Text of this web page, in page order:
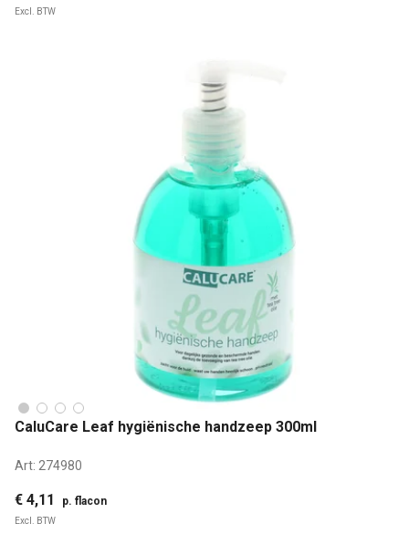
Excl. BTW
CaluCare Leaf hygiënische handzeep 300ml
Art: 274980
€ 4,11 p. flacon
Excl. BTW